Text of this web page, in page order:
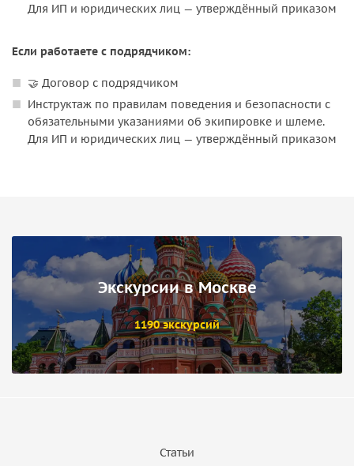
Для ИП и юридических лиц — утверждённый приказом
Если работаете с подрядчиком:
🤝 Договор с подрядчиком
Инструктаж по правилам поведения и безопасности с
обязательными указаниями об экипировке и шлеме.
Для ИП и юридических лиц — утверждённый приказом
Экскурсии в Москве
1190 экскурсий
Статьи